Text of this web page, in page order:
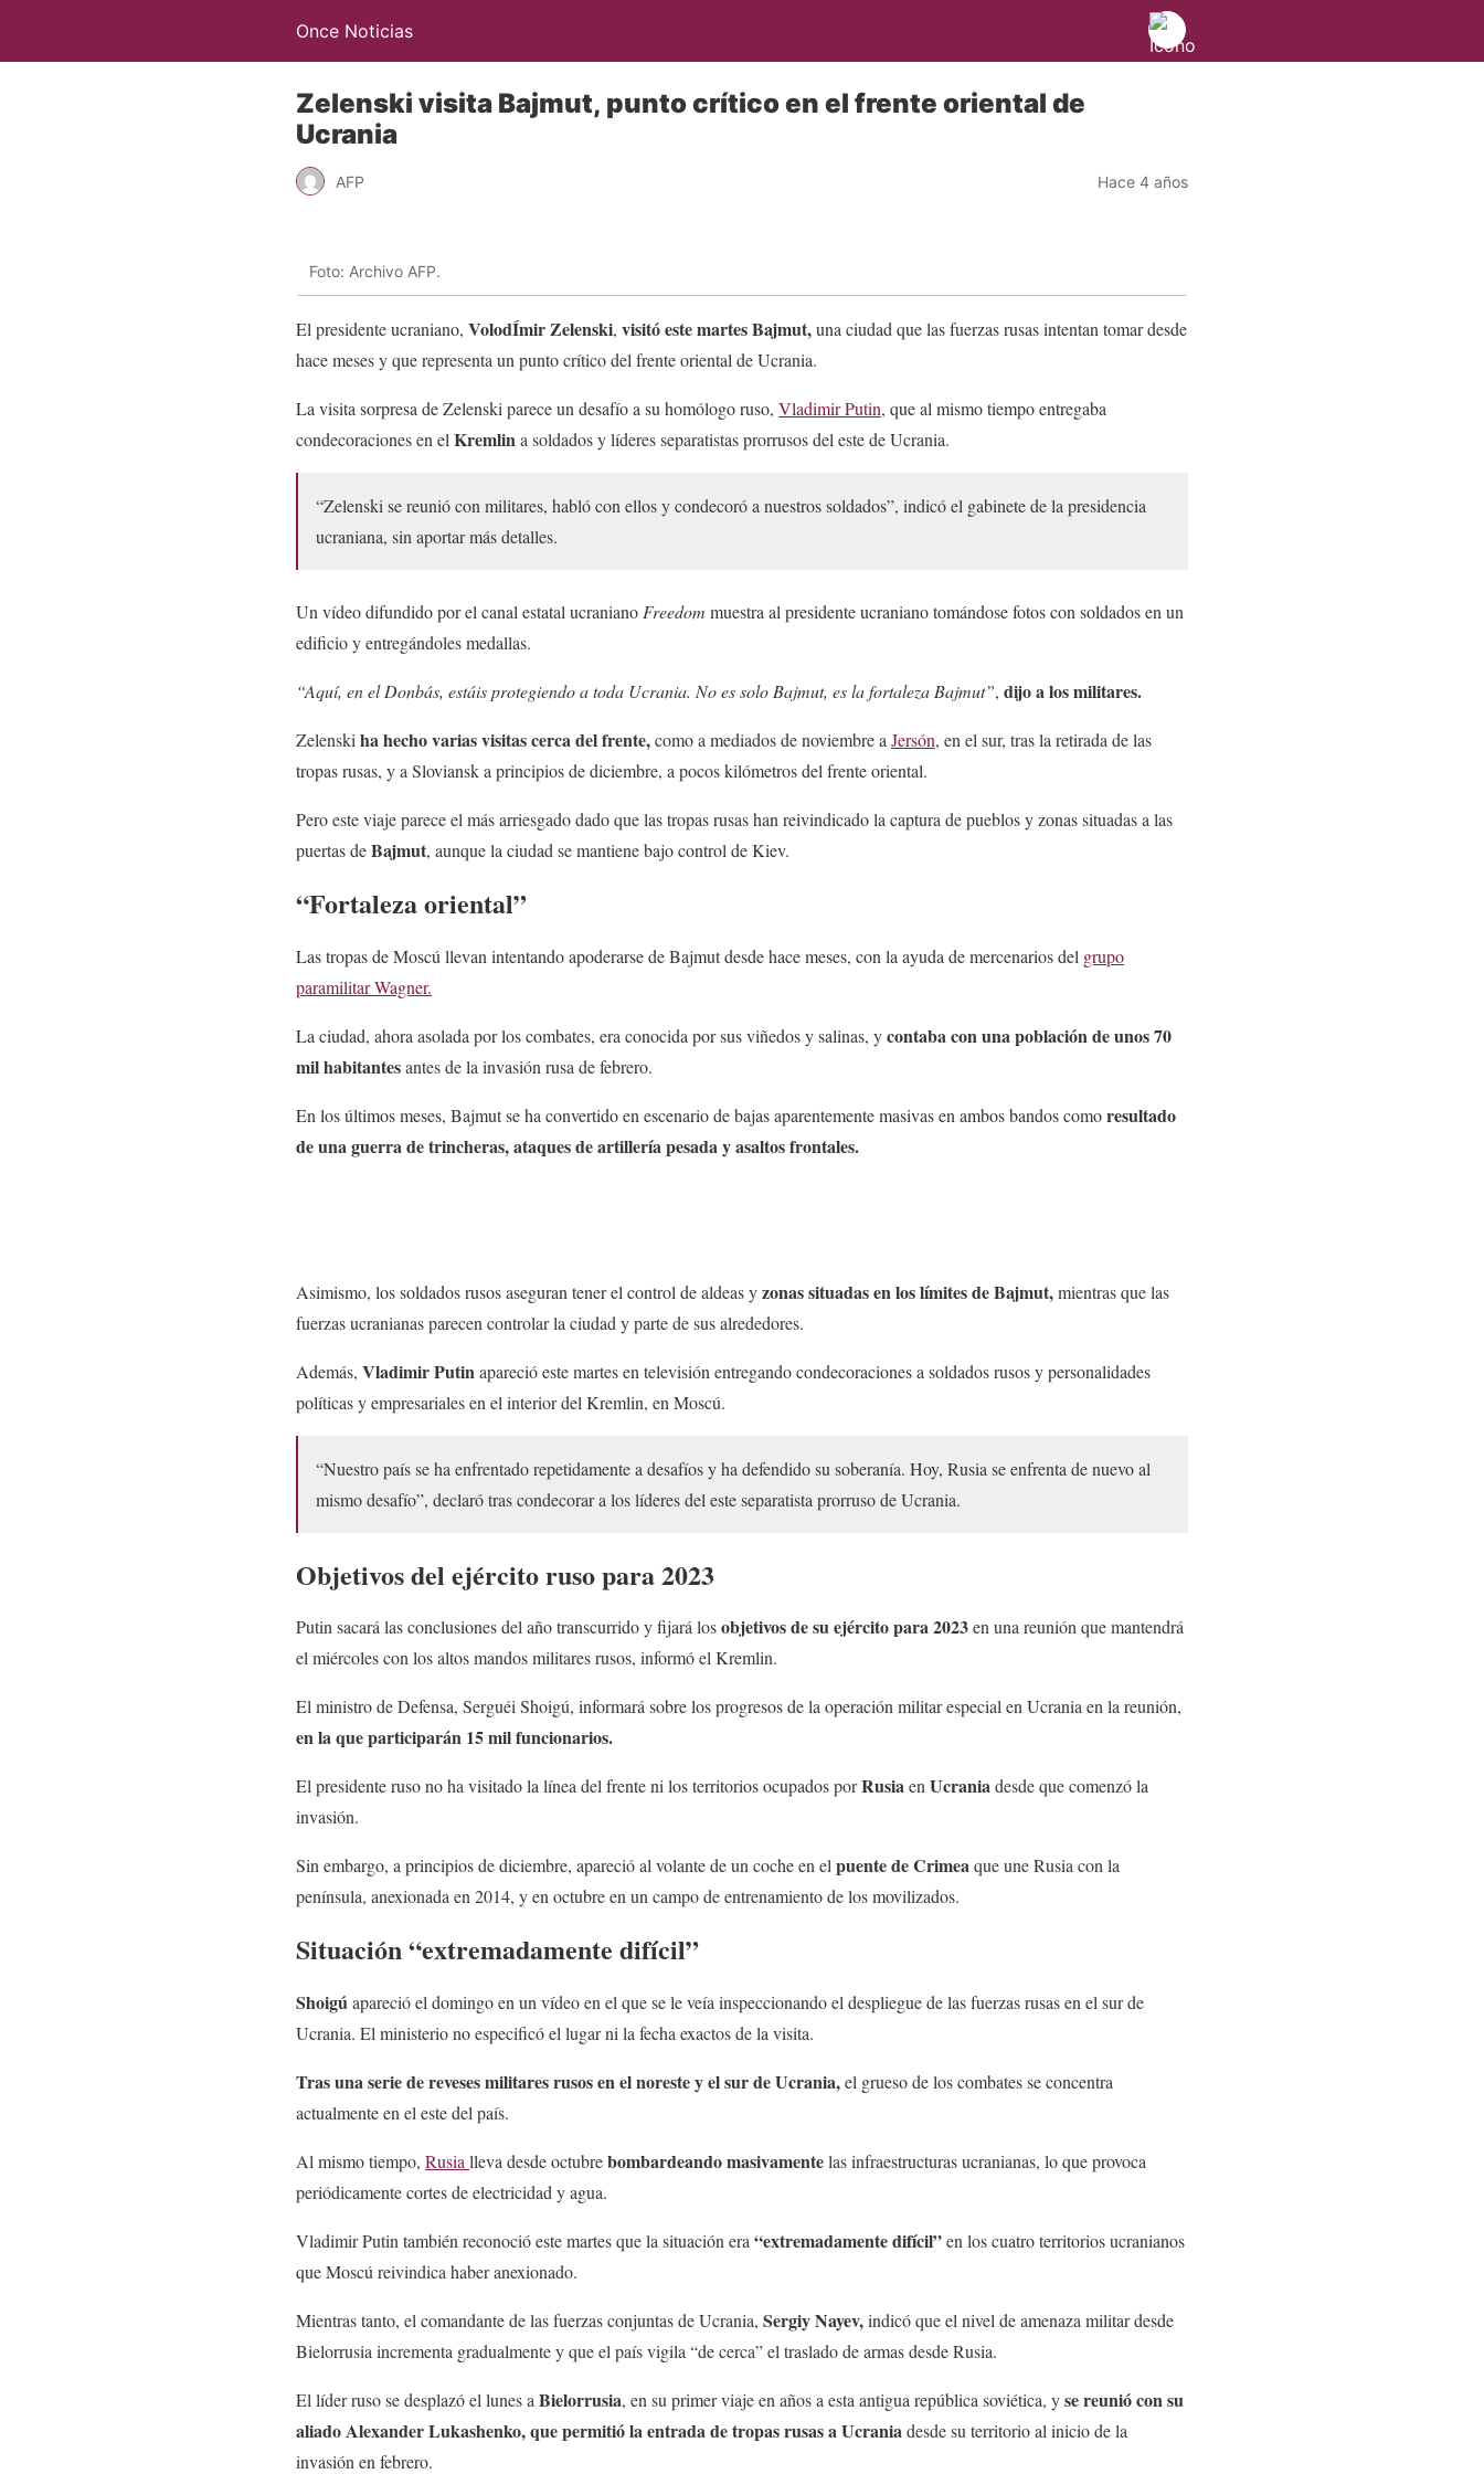
Once Noticias
Zelenski visita Bajmut, punto crítico en el frente oriental de
Ucrania
AFP Hace 4 años
Foto: Archivo AFP.
El presidente ucraniano, VolodÍmir Zelenski, visitó este martes Bajmut,una ciudad que las fuerzas rusas intentan tomar desde
hace meses y que representa un punto crítico del frente oriental de Ucrania.
La visita sorpresa de Zelenski parece un desafío a su homólogo ruso, Vladimir Putin, que al mismo tiempo entregaba
condecoraciones en el Kremlina soldados y líderes separatistas prorrusos del este de Ucrania.
“Zelenski se reunió con militares, habló con ellos y condecoró a nuestros soldados”, indicó el gabinete de la presidencia
ucraniana, sin aportar más detalles.
Un vídeo difundido por el canal estatal ucraniano Freedom muestra al presidente ucraniano tomándose fotos con soldados en un
edificio y entregándoles medallas.
“Aquí, en el Donbás, estáis protegiendo a toda Ucrania. No es solo Bajmut, es la fortaleza Bajmut”, dijo a los militares.
Zelenski ha hecho varias visitas cerca del frente,como a mediados de noviembre a Jersón, en el sur, tras la retirada de las
tropas rusas, y a Sloviansk a principios de diciembre, a pocos kilómetros del frente oriental.
Pero este viaje parece el más arriesgado dado que las tropas rusas han reivindicado la captura de pueblos y zonas situadas a las
puertas deBajmut, aunque la ciudad se mantiene bajo control de Kiev.
“Fortaleza oriental”
Las tropas de Moscú llevan intentando apoderarse de Bajmut desde hace meses, con la ayuda de mercenarios del grupo
paramilitar Wagner.
La ciudad, ahora asolada por los combates, era conocida por sus viñedos y salinas, ycontaba con una población de unos 70
mil habitantesantes de la invasión rusa de febrero.
En los últimos meses, Bajmut se ha convertido en escenario de bajas aparentemente masivas en ambos bandos comoresultado
de una guerra de trincheras, ataques de artillería pesada y asaltos frontales.
Asimismo, los soldados rusos aseguran tener el control de aldeas yzonas situadas en los límites de Bajmut,mientras que las
fuerzas ucranianas parecen controlar la ciudad y parte de sus alrededores.
Además, Vladimir Putin apareció este martes en televisión entregando condecoraciones a soldados rusos y personalidades
políticas y empresariales en el interior del Kremlin, en Moscú.
“Nuestro país se ha enfrentado repetidamente a desafíos y ha defendido su soberanía. Hoy, Rusia se enfrenta de nuevo al
mismo desafío”, declaró tras condecorar a los líderes del este separatista prorruso de Ucrania.
Objetivos del ejército ruso para 2023
Putin sacará las conclusiones del año transcurrido y fijará losobjetivos de su ejército para 2023en una reunión que mantendrá
el miércoles con los altos mandos militares rusos, informó el Kremlin.
El ministro de Defensa, Serguéi Shoigú, informará sobre los progresos de la operación militar especial en Ucrania en la reunión,
en la que participarán 15 mil funcionarios.
El presidente ruso no ha visitado la línea del frente ni los territorios ocupados porRusiaenUcraniadesde que comenzó la
invasión.
Sin embargo, a principios de diciembre, apareció al volante de un coche en elpuente de Crimeaque une Rusia con la
península, anexionada en 2014, y en octubre en un campo de entrenamiento de los movilizados.
Situación “extremadamente difícil”
Shoigúapareció el domingo en un vídeo en el que se le veía inspeccionando el despliegue de las fuerzas rusas en el sur de
Ucrania. El ministerio no especificó el lugar ni la fecha exactos de la visita.
Tras una serie de reveses militares rusos en el noreste y el sur de Ucrania,el grueso de los combates se concentra
actualmente en el este del país.
Al mismo tiempo, Rusialleva desde octubrebombardeando masivamentelas infraestructuras ucranianas, lo que provoca
periódicamente cortes de electricidad y agua.
Vladimir Putin también reconoció este martes que la situación era“extremadamente difícil”en los cuatro territorios ucranianos
que Moscú reivindica haber anexionado.
Mientras tanto, el comandante de las fuerzas conjuntas de Ucrania, Sergiy Nayev,indicó que el nivel de amenaza militar desde
Bielorrusia incrementa gradualmente y que el país vigila “de cerca” el traslado de armas desde Rusia.
El líder ruso se desplazó el lunes aBielorrusia, en su primer viaje en años a esta antigua república soviética, yse reunió con su
aliado Alexander Lukashenko, que permitió la entrada de tropas rusas a Ucraniadesde su territorio al inicio de la
invasión en febrero.